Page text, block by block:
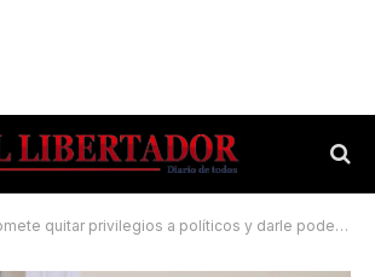
quitar privilegios a políticos y darle poder a la gente